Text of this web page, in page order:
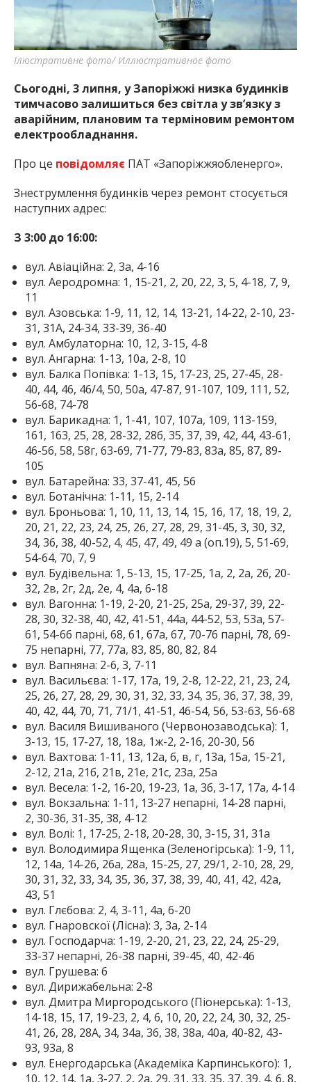
найважливішу інформацію про події
міста Запоріжжя та області.
Ілюстративне фото/ Иллюстративное фото
Сьогодні, 3 липня, у Запоріжжі низка будинків
тимчасово залишиться без світла у зв’язку з
аварійним, плановим та терміновим ремонтом
електрообладнання.
Про це повідомляє ПАТ «Запоріжжяобленерго».
Знеструмлення будинків через ремонт стосується
наступних адрес:
З 3:00 до 16:00:
вул. Авіаційна: 2, 3а, 4-16
вул. Аеродромна: 1, 15-21, 2, 20, 22, 3, 5, 4-18, 7, 9,
11
вул. Азовська: 1-9, 11, 12, 14, 13-21, 14-22, 2-10, 23-
31, 31А, 24-34, 33-39, 36-40
вул. Амбулаторна: 10, 12, 3-15, 4-8
вул. Ангарна: 1-13, 10а, 2-8, 10
вул. Балка Попівка: 1-13, 15, 17-23, 25, 27-45, 28-
40, 44, 46, 46/4, 50, 50а, 47-87, 91-107, 109, 111, 52,
56-68, 74-78
вул. Барикадна: 1, 1-41, 107, 107а, 109, 113-159,
161, 163, 25, 28, 28-32, 28б, 35, 37, 39, 42, 44, 43-61,
46-56, 58, 58г, 63-69, 71-77, 79-83, 83а, 85, 87, 89-
105
вул. Батарейна: 33, 37-41, 45, 56
вул. Ботанічна: 1-11, 15, 2-14
вул. Броньова: 1, 10, 11, 13, 14, 15, 16, 17, 18, 19, 2,
20, 21, 22, 23, 24, 25, 26, 27, 28, 29, 31-45, 3, 30, 32,
34, 36, 38, 40-52, 4, 45, 47, 49, 49 а (оп.19), 5, 51-69,
54-64, 70, 7, 9
вул. Будівельна: 1, 5-13, 15, 17-25, 1а, 2, 2а, 2б, 20-
32, 2в, 2г, 2д, 2е, 4, 4а, 6-18
вул. Вагонна: 1-19, 2-20, 21-25, 25а, 29-37, 39, 22-
28, 30, 32-38, 40, 42, 41-51, 44а, 44-52, 53, 53а, 57-
61, 54-66 парні, 68, 61, 67а, 67, 70-76 парні, 78, 69-
75 непарні, 77, 77а, 83, 85, 80, 82, 84
вул. Вапняна: 2-6, 3, 7-11
вул. Васильєва: 1-17, 17а, 19, 2-8, 12-22, 21, 23, 24,
25, 26, 27, 28, 29, 30, 31, 32, 33, 34, 35, 36, 37, 38, 39,
40, 42, 44, 70, 71, 71/1, 41-51, 46-54, 56, 53-63, 56-68
вул. Василя Вишиваного (Червонозаводська): 1,
3-13, 15, 17-27, 18, 18а, 1ж-2, 2-16, 20-30, 56
вул. Вахтова: 1-11, 13, 12а, б, в, г, 13а, 15а, 15-21,
2-12, 21а, 21б, 21в, 21е, 21с, 23а, 25а
вул. Весела: 1-2, 16-20, 19-23, 1а, 3б, 3-17, 17а, 4-14
вул. Вокзальна: 1-11, 13-27 непарні, 14-28 парні,
2, 30-36, 31-35, 38, 4-12
вул. Волі: 1, 17-25, 2-18, 20-28, 30, 3-15, 31, 31а
вул. Володимира Ященка (Зеленогірська): 1-9, 11,
12, 14а, 14-26, 26а, 28а, 15-25, 27, 29/1, 2-10, 28, 29,
30, 31, 32, 33, 34, 35, 36, 37, 38, 39, 40, 41, 42, 42а,
43, 51
вул. Глєбова: 2, 4, 3-11, 4а, 6-20
вул. Гнаровскої (Лісна): 3, 3а, 2-14
вул. Господарча: 1-19, 2-20, 21, 23, 22, 24, 25-29,
33-37 непарні, 26-38 парні, 39-45, 40, 42-46
вул. Грушева: 6
вул. Дирижабельна: 2-8
вул. Дмитра Миргородського (Піонерська): 1-13,
14-18, 15, 17, 19-23, 2, 4, 6, 10, 20, 22, 24, 30, 32, 25-
41, 26, 28, 28А, 34, 34а, 36, 38, 38а, 40а, 40-82, 43-
93, 93а, 8
вул. Енергодарська (Академіка Карпинського): 1,
10, 12, 14, 1а, 3-27, 2, 2а, 29, 31, 33, 35, 37, 39, 4, 6, 8,